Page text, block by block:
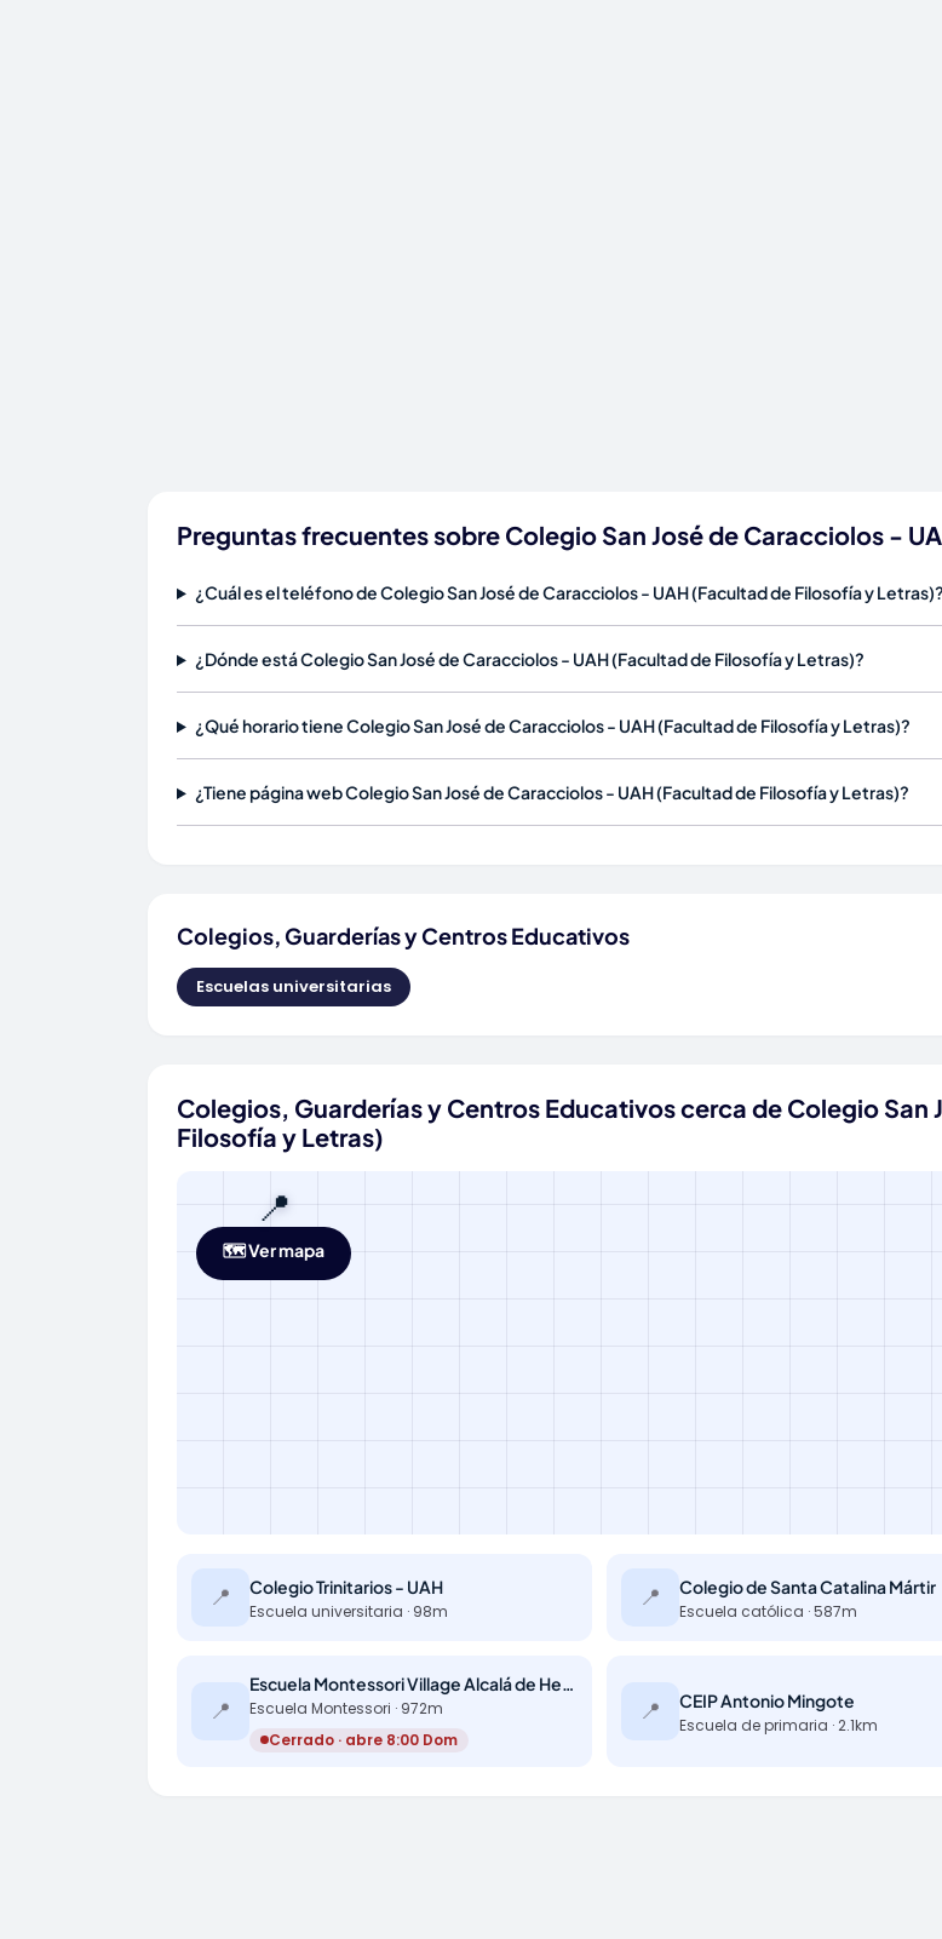
Preguntas frecuentes sobre Colegio San José de Caracciolos -
¿Cuál es el teléfono de Colegio San José de Caracciolos - UAH (Facultad de Filosofía y Letras)?
¿Dónde está Colegio San José de Caracciolos - UAH (Facultad de Filosofía y Letras)?
¿Qué horario tiene Colegio San José de Caracciolos - UAH (Facultad de Filosofía y Letras)?
¿Tiene página web Colegio San José de Caracciolos - UAH (Facultad de Filosofía y Letras)?
Colegios, Guarderías y Centros Educativos
Escuelas universitarias
Colegios, Guarderías y Centros Educativos cerca de Colegio
Filosofía y Letras)
📍
🗺️ Ver mapa
📍 Colegio Trinitarios - UAH
Escuela universitaria · 98m 📍 Colegio de Santa Catalina Mártir
Escuela católica · 587m
📍
Escuela Montessori Village Alcalá de Henares
Escuela Montessori · 972m
Cerrado · abre 8:00 Dom
📍 CEIP Antonio Mingote
Escuela de primaria · 2.1km